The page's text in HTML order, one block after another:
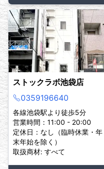
ストックラボ池袋店
0359196640
各線池袋駅より徒歩5分
営業時間：11:00 - 20:00
定休日：なし（臨時休業・年
末年始を除く）
取扱商材: すべて